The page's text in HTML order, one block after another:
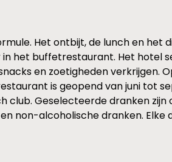
Het ontbijt, de lunch en het
het buffetrestaurant. Het hotel
en zoetigheden verkrijgen.
is geopend van juni tot
club. Geselecteerde dranken
non-alcoholische dranken.